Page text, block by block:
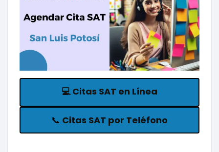
💻Citas SAT en Línea
📞 Citas SAT por Teléfono